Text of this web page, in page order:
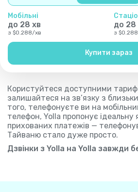
Мобільні
до 28 хв
з $0.288/хв
до 28
з $0.288
Купити зараз
Користуйтеся доступними
залишайтеся на зв’язку з
того, телефонуєте ви на
телефон, Yolla пропонує ідеальну
прихованих платежів —
Тайваню стало дуже просто.
Дзвінки з Yolla на Yolla завжди